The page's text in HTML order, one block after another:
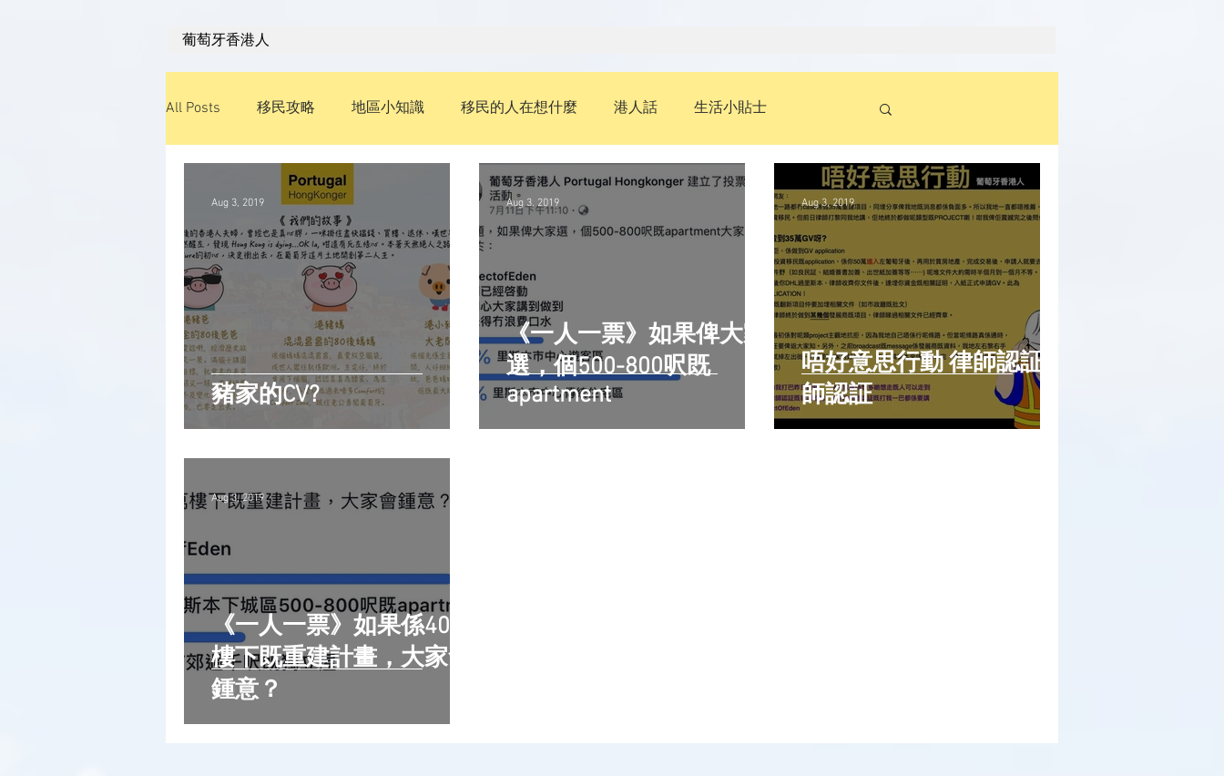
葡萄牙香港人
All Posts 移民攻略 地區小知識 移民的人在想什麼 港人話 生活小貼士
旅遊飲食 教育升學 歷史
豬家的CV?
Aug 3, 2019
《一人一票》如果俾大家
選，個500-800呎既
apartment
Aug 3, 2019
唔好意思行動 律師認証律
師認証
Aug 3, 2019
《一人一票》如果係40萬
樓下既重建計畫，大家會
鍾意？
Aug 3, 2019